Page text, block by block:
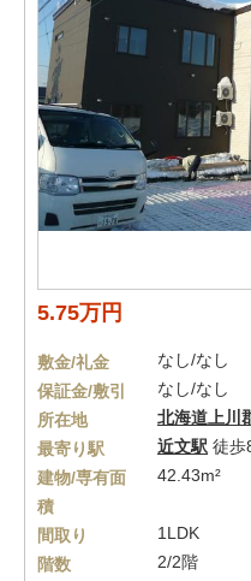
5.75万円
敷金/礼金
なし/なし
保証金/敷引
なし/なし
所在地
北海道 上
最寄り駅
近文駅 徒歩
建物/専有面
積
42.43m²
間取り
1LDK
階数
2/2階